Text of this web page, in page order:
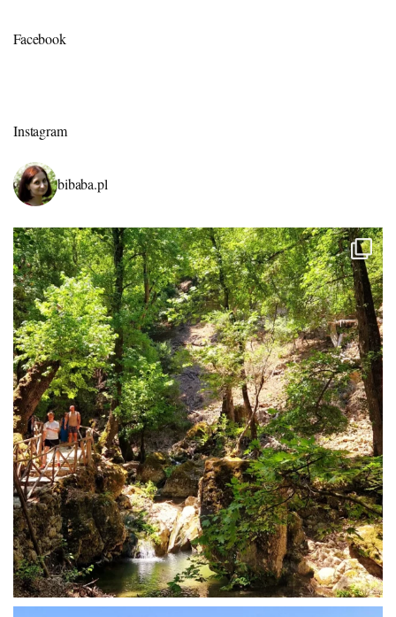
Facebook
Instagram
bibaba.pl